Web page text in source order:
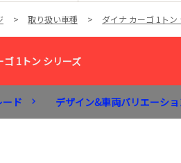
取り扱い車種 ダイナ カーゴ 1トン
ゴ 1トン シリーズ
ド デザイン&車両バリエーシ